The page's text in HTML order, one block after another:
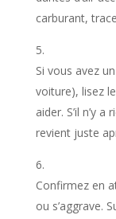
carburant,
Si vous avez
voiture), lisez
aider. S’il n’y
revient juste
Confirmez en
ou s’aggrave.